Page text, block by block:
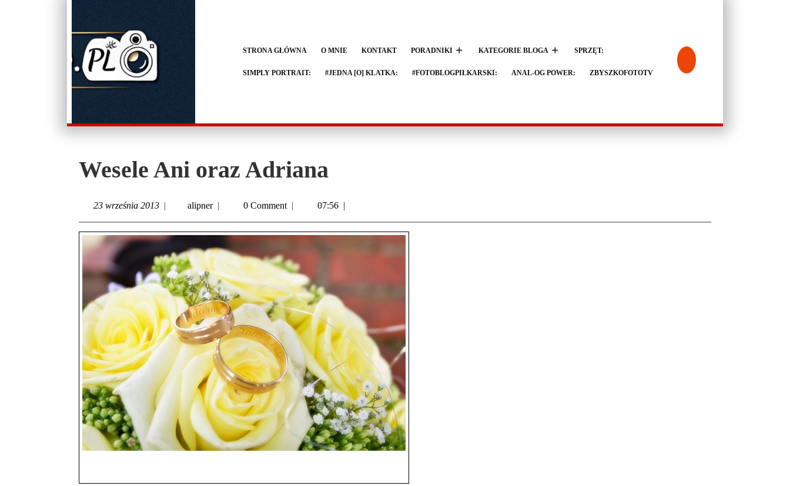
STRONA GŁÓWNA O MNIE KONTAKT PORADNIKI KATEGORIE BLOGA SPRZĘT:
SIMPLY PORTRAIT: #JEDNA [O] KLATKA: #FOTOBLOGPIŁKARSKI: ANAL-OG POWER: ZBYSZKOFOTOTV
Wesele Ani oraz Adriana
23 września 2013 | alipner | 0 Comment | 07:56 |